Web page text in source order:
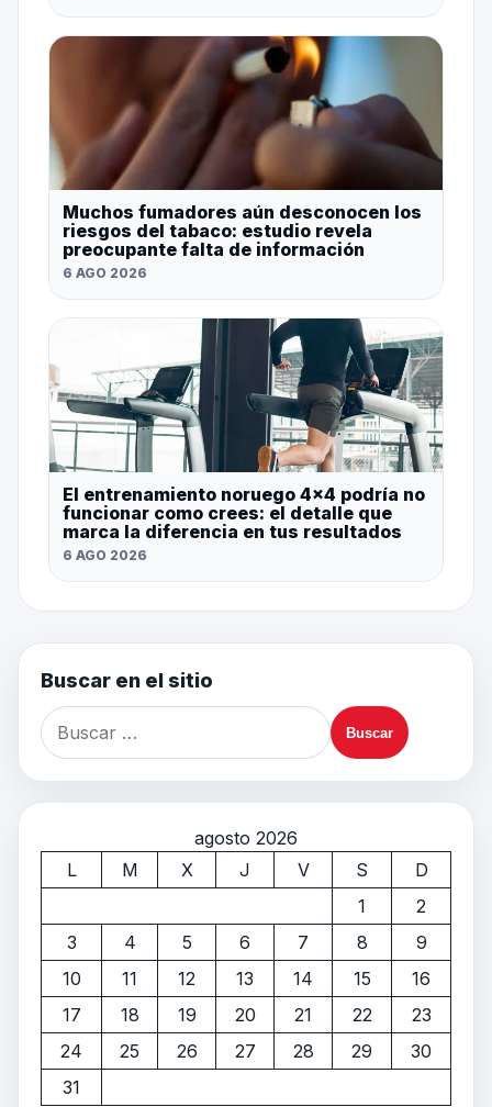
Muchos fumadores aún desconocen los
riesgos del tabaco: estudio revela
preocupante falta de información
6 AGO 2026
El entrenamiento noruego 4×4 podría no
funcionar como crees: el detalle que
marca la diferencia en tus resultados
6 AGO 2026
Buscar en el sitio
agosto 2026
L
M X J V S
D
1
2
3
4 5 6 7 8
9
10
11 12 13 14 15
16
17
18 19 20 21 22
23
24
25 26 27 28 29
30
31